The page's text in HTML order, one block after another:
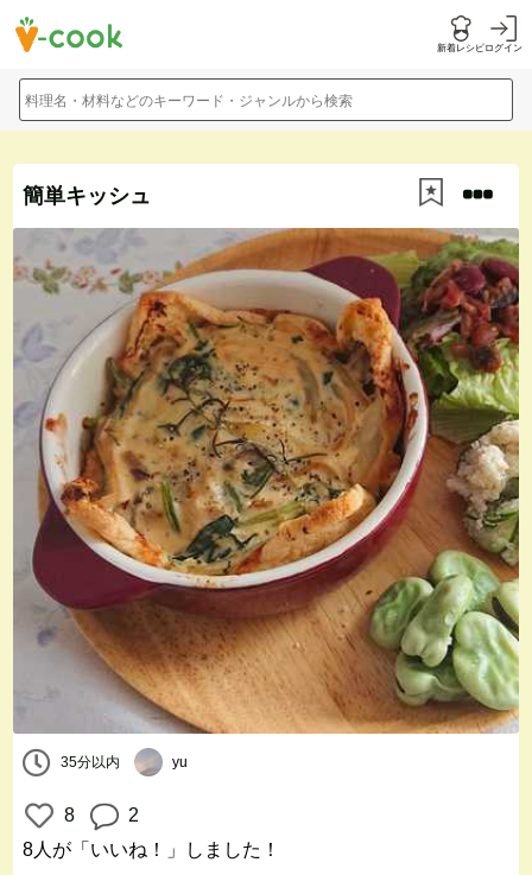
新着レシピログイン
料理名・材料などのキーワード・ジャンルから検索
簡単キッシュ
35分以内 yu
8
2
8人 が「いいね！」しました！